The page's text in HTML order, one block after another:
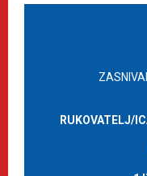
RUKOVATELJ/